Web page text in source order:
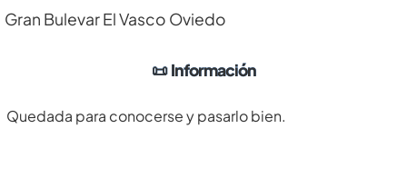
Gran Bulevar El Vasco Oviedo
📜Información
Quedada para conocerse y pasarlo bien.